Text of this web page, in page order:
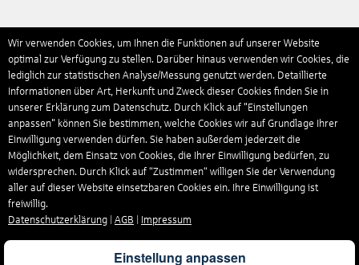
Wir verwenden Cookies, um Ihnen die Funktionen auf unserer Website
optimal zur Verfügung zu stellen. Darüber hinaus verwenden wir Cookies, die
lediglich zur statistischen Analyse/Messung genutzt werden. Detaillierte
Informationen über Art, Herkunft und Zweck dieser Cookies finden Sie in
unserer Erklärung zum Datenschutz. Durch Klick auf "Einstellungen
anpassen" können Sie bestimmen, welche Cookies wir auf Grundlage Ihrer
Einwilligung verwenden dürfen. Sie haben außerdem jederzeit die
Möglichkeit, dem Einsatz von Cookies, die Ihrer Einwilligung bedürfen, zu
widersprechen. Durch Klick auf “Zustimmen“ willigen Sie der Verwendung
aller auf dieser Website einsetzbaren Cookies ein. Ihre Einwilligung ist
freiwillig.
Datenschutzerklärung
AGB Impressum
Einstellung anpassen